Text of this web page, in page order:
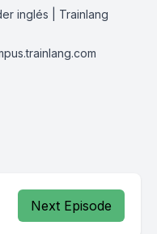
inglés | Trainlang
Next Episode